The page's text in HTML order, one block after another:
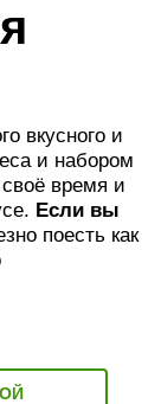
вкусного и
и набором
время и
Если вы
поесть как